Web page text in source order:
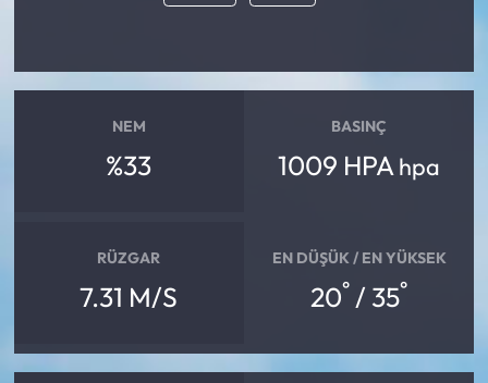
NEM
%33
BASINÇ
1009 HPA hpa
RÜZGAR
7.31 M/S
EN DÜŞÜK / EN YÜKSEK
20° / 35°